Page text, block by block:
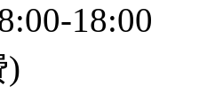
18:00
)